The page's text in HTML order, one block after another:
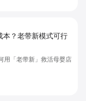
本？老带新模式可行
用「老带新」救活母婴店